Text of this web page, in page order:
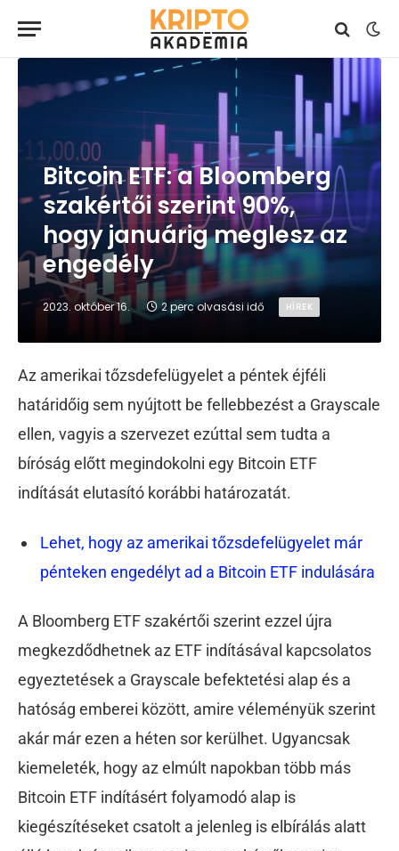
Bitcoin ETF: a Bloomberg
szakértői szerint 90%,
hogy januárig meglesz az
engedély
2023. október 16. 2 perc olvasási idő HÍREK
Az amerikai tőzsdefelügyelet a péntek éjféli
határidőig sem nyújtott be fellebbezést a Grayscale
ellen, vagyis a szervezet ezúttal sem tudta a
bíróság előtt megindokolni egy Bitcoin ETF
indítását elutasító korábbi határozatát.
Lehet, hogy az amerikai tőzsdefelügyelet már
pénteken engedélyt ad a Bitcoin ETF indulására
A Bloomberg ETF szakértői szerint ezzel újra
megkezdődhetnek az ETF indításával kapcsolatos
egyeztetések a Grayscale befektetési alap és a
hatóság emberei között, amire véleményük szerint
akár már ezen a héten sor kerülhet. Ugyancsak
kiemeleték, hogy az elmúlt napokban több más
Bitcoin ETF indításért folyamodó alap is
kiegészítéseket csatolt a jelenleg is elbírálás alatt